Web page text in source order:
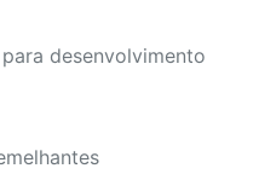
desenvolvimento